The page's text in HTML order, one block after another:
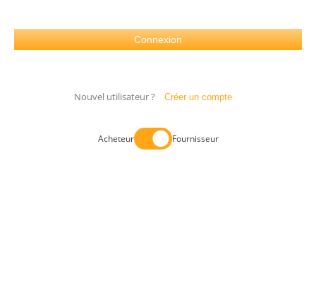
Nouvel utilisateur ? Créer un compte
Acheteur Fournisseur